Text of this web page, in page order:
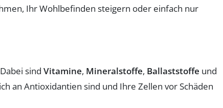
Ihr Wohlbefinden steigern oder einfach nur
sind Vitamine, Mineralstoffe, Ballaststoffe und
an Antioxidantien sind und Ihre Zellen vor Schäden